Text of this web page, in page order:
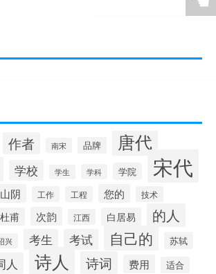
作者 南宋 品牌 唐代
学校 学生 学科 学院 宋代
山阴 工作 工程 您的 技术
杜甫 次韵 江西 白居易 的人
兴 考生 考试 自己的 苏轼
人 诗人 诗词 费用 适合